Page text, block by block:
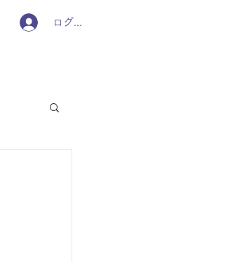
ログイン